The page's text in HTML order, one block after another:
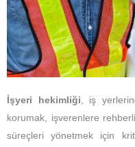
İşyeri hekimliği, iş
korumak, işverenlere
süreçleri yönetmek için